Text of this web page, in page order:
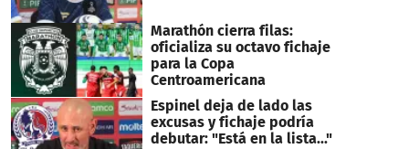
Marathón cierra filas:
oficializa su octavo fichaje
para la Copa
Centroamericana
Espinel deja de lado las
excusas y fichaje podría
debutar: "Está en la lista..."